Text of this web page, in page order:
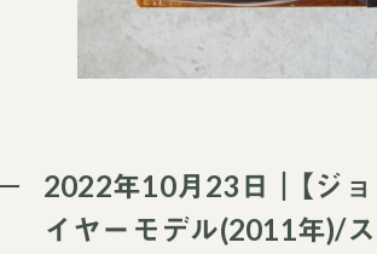
2022年10月23日｜【ジ
イヤーモデル(2011年)/